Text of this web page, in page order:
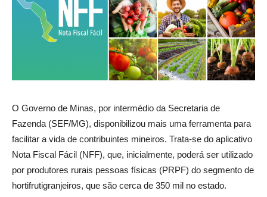
O Governo de Minas, por intermédio da Secretaria de
Fazenda (SEF/MG), disponibilizou mais uma ferramenta para
facilitar a vida de contribuintes mineiros. Trata-se do aplicativo
Nota Fiscal Fácil (NFF), que, inicialmente, poderá ser utilizado
por produtores rurais pessoas físicas (PRPF) do segmento de
hortifrutigranjeiros, que são cerca de 350 mil no estado.